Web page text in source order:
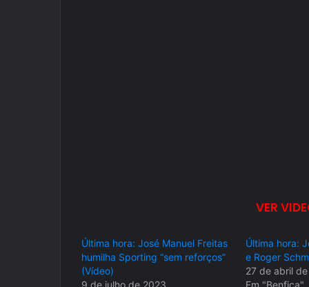
VER
Última hora: José Manuel Freitas
humilha Sporting “sem reforços”
(Vídeo)
9 de julho de 2023
Última hora:
e Roger
27 de abril
Em "Benfica"